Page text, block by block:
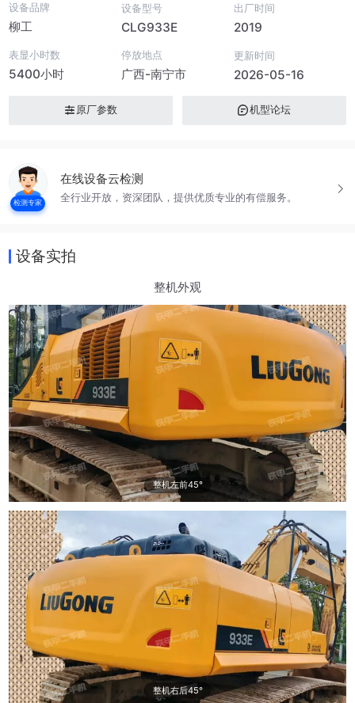
设备品牌
柳工
设备型号
CLG933E
出厂时间
2019
表显小时数
5400小时
停放地点
广西-南宁市
更新时间
2026-05-16
原厂参数 机型论坛
检测专家
在线设备云检测
全行业开放，资深团队，提供优质专业的有偿服务。
设备实拍
整机外观
整机左前45°
整机右后45°